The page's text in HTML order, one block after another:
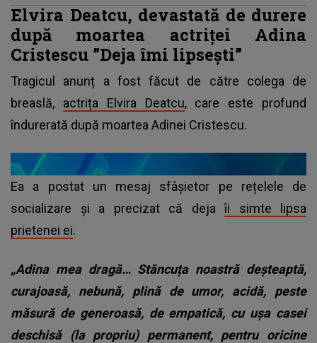
Elvira Deatcu, devastată de durere
după moartea actriței Adina
Cristescu ”Deja îmi lipsești”
Tragicul anunț a fost făcut de către colega de
breaslă, actrița Elvira Deatcu, care este profund
îndurerată după moartea Adinei Cristescu.
Ea a postat un mesaj sfâșietor pe rețelele de
socializare și a precizat că dejaîi simte lipsa
prietenei ei.
„Adina mea dragă… Stăncuța noastră deșteaptă,
curajoasă, nebună, plină de umor, acidă, peste
măsură de generoasă, de empatică, cu ușa casei
deschisă (la propriu) permanent, pentru oricine